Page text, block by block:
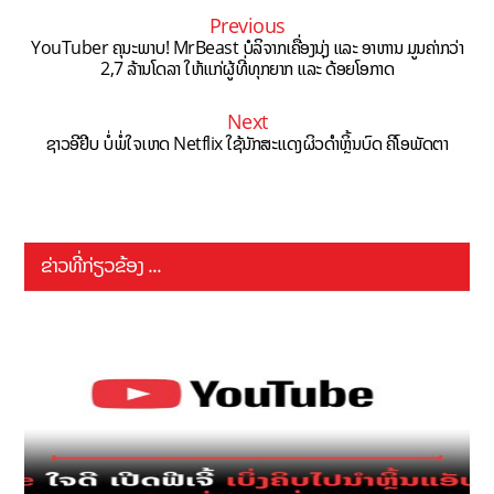
Previous
YouTuber ຄຸນະພາບ! MrBeast ບໍລິຈາກເຄື່ອງນຸ່ງ ແລະ ອາຫານ ມູນຄ່າກວ່າ
2,7 ລ້ານໂດລາ ໃຫ້ແກ່ຜູ້ທີ່ທຸກຍາກ ແລະ ດ້ອຍໂອກາດ
Next
ຊາວອີຢີບ ບໍ່ພໍ່ໃຈເຫດ Netflix ໃຊ້ນັກສະແດງຜິວດຳຫຼິ້ນບົດ ຄີໂອພັດຕາ
ຂ່າວທີ່ກ່ຽວຂ້ອງ ...